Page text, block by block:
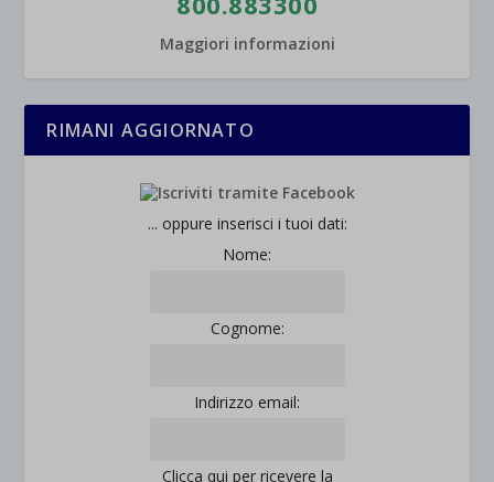
Maggiori informazioni
RIMANI AGGIORNATO
... oppure inserisci i tuoi dati:
Nome:
Cognome:
Indirizzo email:
Clicca qui per ricevere la